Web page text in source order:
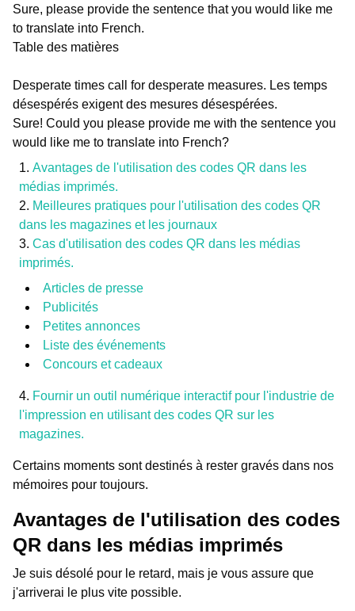
Sure, please provide the sentence that you would like me
to translate into French.
Table des matières
Desperate times call for desperate measures. Les temps
désespérés exigent des mesures désespérées.
Sure! Could you please provide me with the sentence you
would like me to translate into French?
Avantages de l'utilisation des codes QR dans les
médias imprimés.
Meilleures pratiques pour l'utilisation des codes QR
dans les magazines et les journaux
Cas d'utilisation des codes QR dans les médias
imprimés.
Articles de presse
Publicités
Petites annonces
Liste des événements
Concours et cadeaux
Fournir un outil numérique interactif pour l'industrie de
l'impression en utilisant des codes QR sur les
magazines.
Certains moments sont destinés à rester gravés dans nos
mémoires pour toujours.
Avantages de l'utilisation des codes
QR dans les médias imprimés
Je suis désolé pour le retard, mais je vous assure que
j'arriverai le plus vite possible.